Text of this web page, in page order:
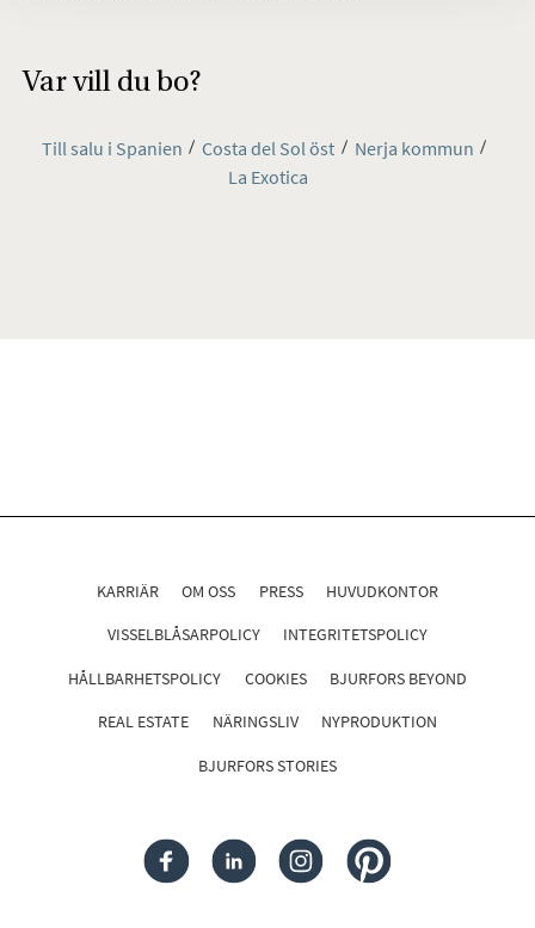
Var vill du bo?
Till salu i Spanien Costa del Sol öst
Nerja kommun
La Exotica
KARRIÄR OM OSS PRESS HUVUDKONTOR
VISSELBLÅSARPOLICY INTEGRITETSPOLICY
HÅLLBARHETSPOLICY COOKIES BJURFORS BEYOND
REAL ESTATE NÄRINGSLIV NYPRODUKTION
BJURFORS STORIES